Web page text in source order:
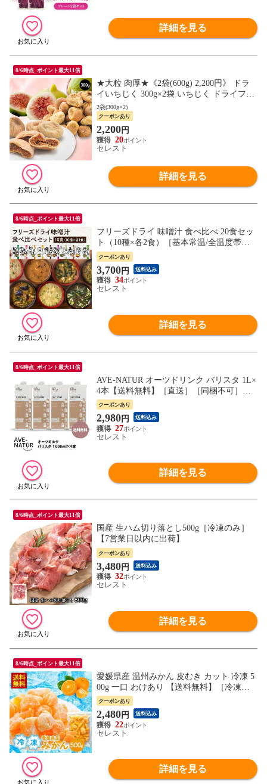
詳細を見る
8/6時点_ポイント最大11倍
★大粒 肉厚★《2袋(600g) 2,200円》 ドラ
イいちじく 300g×2袋 いちじく ドライフル
ーツ 砂糖不使用 無漂白 天日干し トルコ産
【送料無料】［メール便］【7営業日以内
に出荷】 ドライ 乾燥 無花果 イチジク ド
ライ フィグ 食物繊維 鉄分 dried fig
2袋(300g×2)
クーポンあり
2,200円
20
セレスト
詳細を見る
8/6時点_ポイント最大11倍
フリーズドライ 味噌汁 食べ比べ 20食セッ
ト（10種×各2食）［基本常温/全温度帯
可］【送料無料】 【7営業日以内に出荷】
コスモス食品 お味噌汁 おみそ汁 詰め合わ
せ アソート インスタント 即席 業務用 長
期保存 非常食 備蓄 災害 わかめ なす ほう
クーポンあり
3,700円 送料込み
34
セレスト
詳細を見る
8/6時点_ポイント最大11倍
AVE-NATUR オーツドリンク バリスタ 1L×
4本【送料無料】［直送］［同梱不可］
［代引不可］［常温のみ］【7営業日以内
に出荷】植物性ミルク オーツミルク オー
ツ麦 Ave natur
クーポンあり
2,980円 送料込み
27
セレスト
詳細を見る
8/6時点_ポイント最大11倍
国産 生ハム切り落とし500g［冷凍のみ］
【7営業日以内に出荷】
クーポンあり
3,480円 送料込み
32
セレスト
詳細を見る
8/6時点_ポイント最大11倍
愛媛県産 温州みかん 皮むき カット 冷凍 5
00g 一口 わけあり 【送料無料】［冷凍の
み］みかん ミカン 蜜柑 冷凍フルーツ フル
ーツ 果物 国産 日本 ニッポン 愛媛 うんし
ゅう 皮 訳あり
クーポンあり
2,480円 送料込み
22
セレスト
詳細を見る